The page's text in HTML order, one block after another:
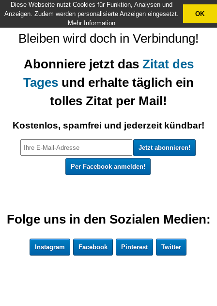
Bleiben wird doch in Verbindung!
Abonniere jetzt das Zitat des
Tages und erhalte täglich ein
tolles Zitat per Mail!
Kostenlos, spamfrei und jederzeit kündbar!
Per Facebook anmelden!
Folge uns in den Sozialen Medien:
Instagram Facebook Pinterest Twitter
X
Diese Webseite nutzt Cookies für Funktion, Analysen und
Anzeigen. Zudem werden personalisierte Anzeigen eingesetzt.
Mehr Information
OK